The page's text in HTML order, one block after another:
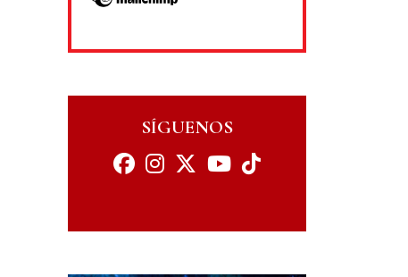
SÍGUENOS